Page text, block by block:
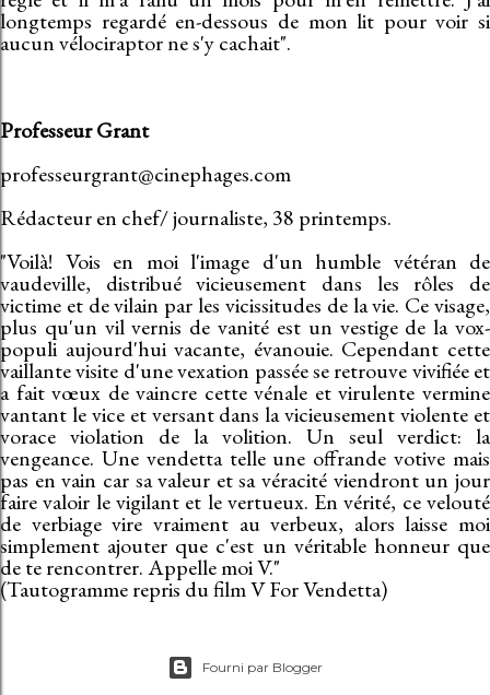
longtemps regardé en-dessous de mon lit pour voir si
aucun vélociraptor ne s'y cachait".
Professeur Grant
professeurgrant@cinephages.com
Rédacteur en chef/ journaliste, 38 printemps.
"Voilà! Vois en moi l'image d'un humble vétéran de
vaudeville, distribué vicieusement dans les rôles de
victime et de vilain par les vicissitudes de la vie. Ce visage,
plus qu'un vil vernis de vanité est un vestige de la vox-
populi aujourd'hui vacante, évanouie. Cependant cette
vaillante visite d'une vexation passée se retrouve vivifiée et
a fait vœux de vaincre cette vénale et virulente vermine
vantant le vice et versant dans la vicieusement violente et
vorace violation de la volition. Un seul verdict: la
vengeance. Une vendetta telle une offrande votive mais
pas en vain car sa valeur et sa véracité viendront un jour
faire valoir le vigilant et le vertueux. En vérité, ce velouté
de verbiage vire vraiment au verbeux, alors laisse moi
simplement ajouter que c'est un véritable honneur que
de te rencontrer. Appelle moi V."
(Tautogramme repris du film V For Vendetta)
Fourni par Blogger